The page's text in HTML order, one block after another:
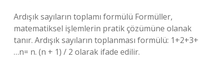
Ardışık sayıların toplamı formülü Formüller,
matematiksel işlemlerin pratik çözümüne olanak
tanır. Ardışık sayıların toplanması formülü: 1+2+3+
…n= n. (n + 1) / 2 olarak ifade edilir.